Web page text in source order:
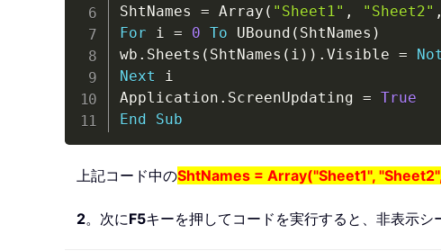
ShtNames = Array ( "Sheet1" , "Sheet2" ,
For i = 0 To UBound ( ShtNames )
wb . Sheets ( ShtNames ( i ) ) . Visible = Not
Next i
Application . ScreenUpdating = True
End
Sub
上記コード中のShtNames = Array("Sheet1",
2。次にF5キーを押してコードを実行すると、非表示シ